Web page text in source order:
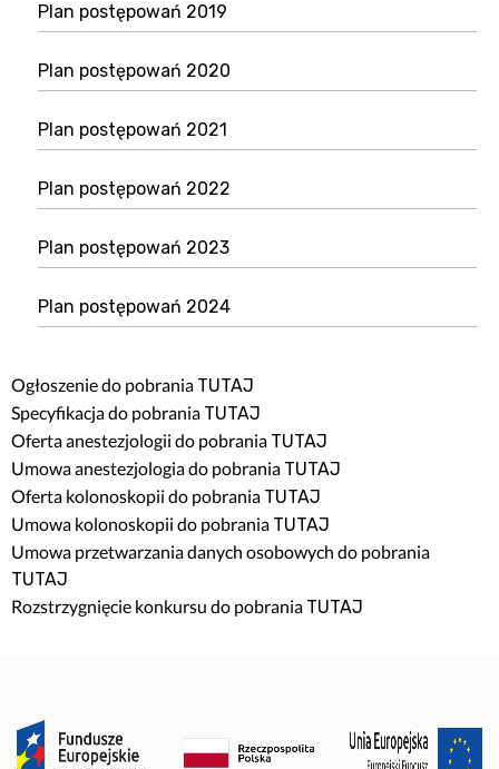
Plan postępowań 2019
Plan postępowań 2020
Plan postępowań 2021
Plan postępowań 2022
Plan postępowań 2023
Plan postępowań 2024
Ogłoszenie do pobrania TUTAJ
Specyfikacja do pobrania TUTAJ
Oferta anestezjologii do pobrania TUTAJ
Umowa anestezjologia do pobrania TUTAJ
Oferta kolonoskopii do pobrania TUTAJ
Umowa kolonoskopii do pobrania TUTAJ
Umowa przetwarzania danych osobowych do pobrania
TUTAJ
Rozstrzygnięcie konkursu do pobrania TUTAJ